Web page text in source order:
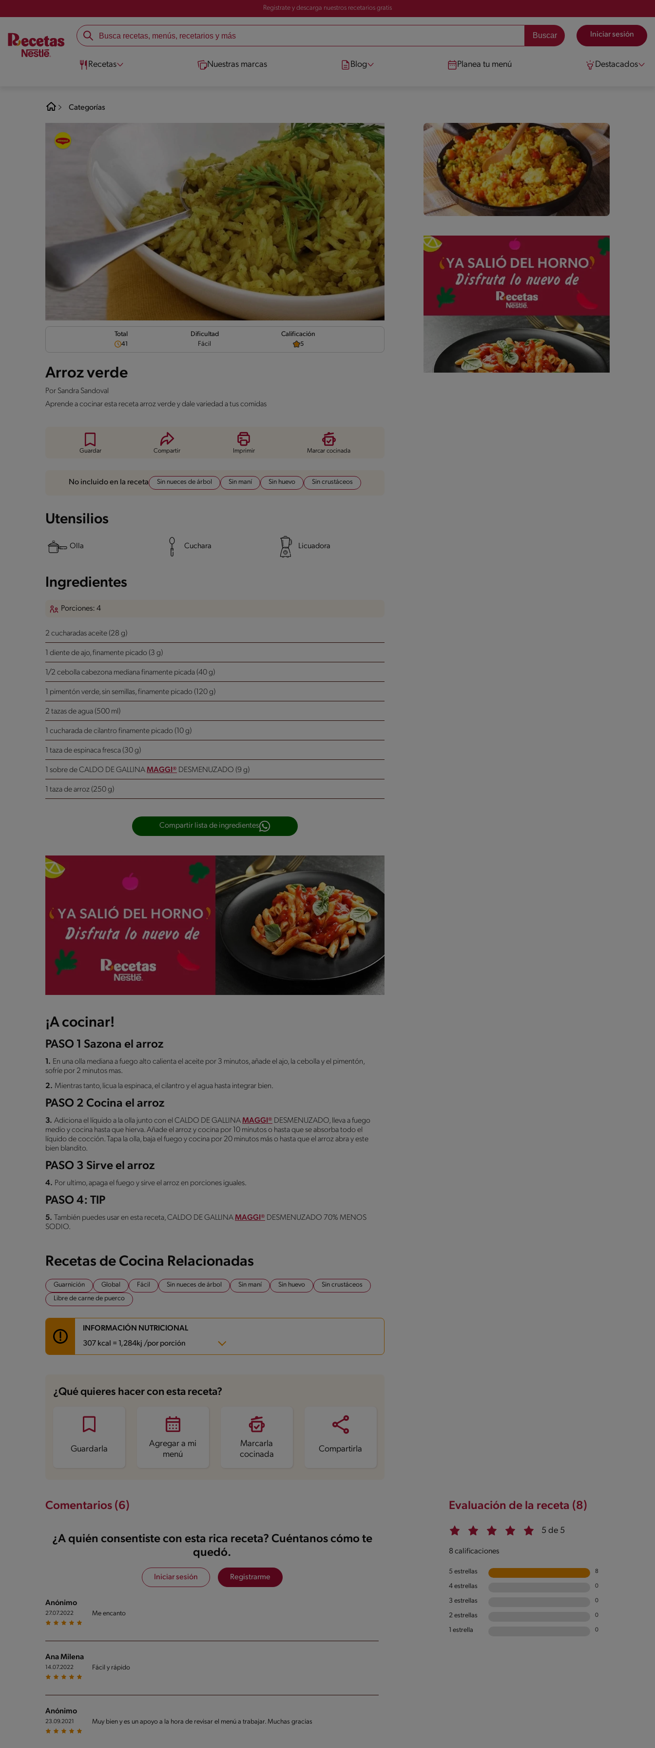
Registrate y descarga nuestros recetarios gratis
Iniciar sesión
Recetas Nuestras marcas Blog Planea tu menú Destacados
Categorías
Total
41
Dificultad
Fácil
Calificación
5
Arroz verde
Por Sandra Sandoval
Aprende a cocinar esta receta arroz verde y dale variedad a tus comidas
Guardar Compartir Imprimir Marcar cocinada
No incluido en la receta Sin nueces de árbol Sin maní Sin huevo Sin crustáceos
Utensilios
Olla Cuchara Licuadora
Ingredientes
Porciones: 4
2 cucharadas aceite (28 g)
1 diente de ajo, finamente picado (3 g)
1/2 cebolla cabezona mediana finamente picada (40 g)
1 pimentón verde, sin semillas, finamente picado (120 g)
2 tazas de agua (500 ml)
1 cucharada de cilantro finamente picado (10 g)
1 taza de espinaca fresca (30 g)
1 sobre de CALDO DE GALLINAMAGGI® DESMENUZADO (9 g)
1 taza de arroz (250 g)
Compartir lista de ingredientes
¡A cocinar!
PASO 1 Sazona el arroz
1. En una olla mediana a fuego alto calienta el aceite por 3 minutos, añade el ajo, la cebolla y el pimentón,
sofríe por 2 minutos mas.
2. Mientras tanto, licua la espinaca, el cilantro y el agua hasta integrar bien.
PASO 2 Cocina el arroz
3. Adiciona el líquido a la olla junto con el CALDO DE GALLINAMAGGI® DESMENUZADO, lleva a fuego
medio y cocina hasta que hierva. Añade el arroz y cocina por 10 minutos o hasta que se absorba todo el
líquido de cocción. Tapa la olla, baja el fuego y cocina por 20 minutos más o hasta que el arroz abra y este
bien blandito.
PASO 3 Sirve el arroz
4. Por ultimo, apaga el fuego y sirve el arroz en porciones iguales.
PASO 4: TIP
5. También puedes usar en esta receta, CALDO DE GALLINAMAGGI® DESMENUZADO 70% MENOS
SODIO.
Recetas de Cocina Relacionadas
Guarnición Global Fácil Sin nueces de árbol Sin maní Sin huevo
Sin crustáceos
Libre de carne de puerco
INFORMACIÓN NUTRICIONAL
307 kcal = 1,284kj /por porción
Energía
307 kcal
Grasas 7.7 g
Sodio
¿Qué quieres hacer con esta receta?
Guardarla
Agregar a mi
menú
Marcarla
cocinada
Compartirla
Evaluación de la receta (8)
5 de 5
8 calificaciones
5 estrellas 8
4 estrellas 0
3 estrellas 0
2 estrellas 0
1 estrella 0
Comentarios (6)
¿A quién consentiste con esta rica receta? Cuéntanos cómo te
quedó.
Iniciar sesión Registrarme
Anónimo
27.07.2022 Me encanto
Ana Milena
14.07.2022 Fácil y rápido
Anónimo
23.09.2021 Muy bien y es un apoyo a la hora de revisar el menú a trabajar. Muchas gracias